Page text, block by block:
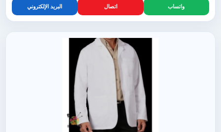
واتساب اتصال البريد الإلكتروني